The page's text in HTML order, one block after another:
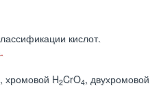
кислот.
, хромовой H2CrO4,